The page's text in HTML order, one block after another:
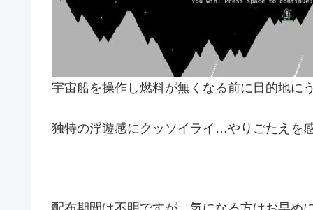
宇宙船を操作し燃料が無くなる前に目的地に
独特の浮遊感にクッソイライ…やりごたえを